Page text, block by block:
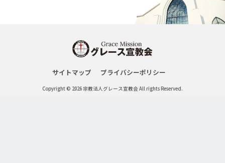
サイトマップ プライバシーポリシー
Copyright © 2026 宗教法人グレース宣教会 All rights Reserved.